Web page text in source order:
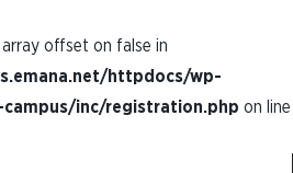
offset on false in
httpdocs/wp-
inc/registration.php on line